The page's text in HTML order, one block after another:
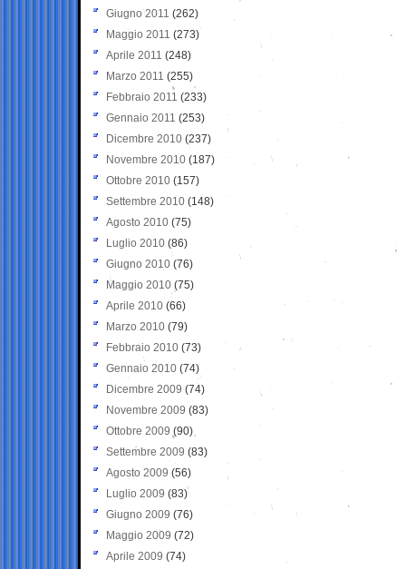
Giugno 2011 (262)
Maggio 2011 (273)
Aprile 2011 (248)
Marzo 2011 (255)
Febbraio 2011 (233)
Gennaio 2011 (253)
Dicembre 2010 (237)
Novembre 2010 (187)
Ottobre 2010 (157)
Settembre 2010 (148)
Agosto 2010 (75)
Luglio 2010 (86)
Giugno 2010 (76)
Maggio 2010 (75)
Aprile 2010 (66)
Marzo 2010 (79)
Febbraio 2010 (73)
Gennaio 2010 (74)
Dicembre 2009 (74)
Novembre 2009 (83)
Ottobre 2009 (90)
Settembre 2009 (83)
Agosto 2009 (56)
Luglio 2009 (83)
Giugno 2009 (76)
Maggio 2009 (72)
Aprile 2009 (74)